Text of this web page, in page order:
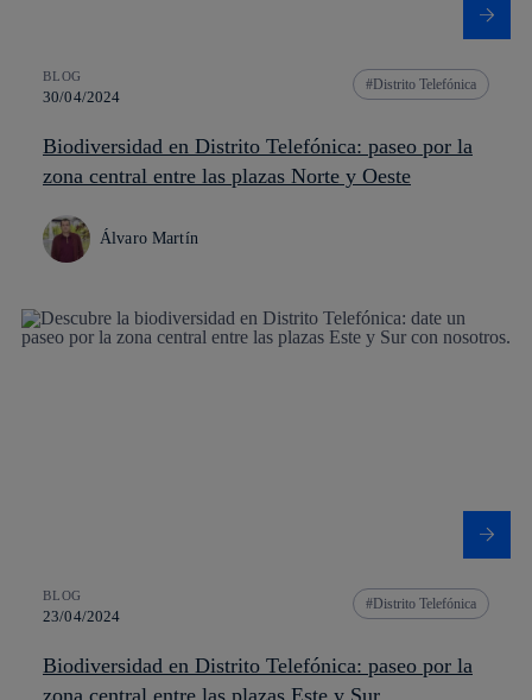
BLOG
30/04/2024
Distrito Telefónica
Biodiversidad en Distrito Telefónica: paseo por la
zona central entre las plazas Norte y Oeste
Álvaro Martín
BLOG
23/04/2024
Distrito Telefónica
Biodiversidad en Distrito Telefónica: paseo por la
zona central entre las plazas Este y Sur